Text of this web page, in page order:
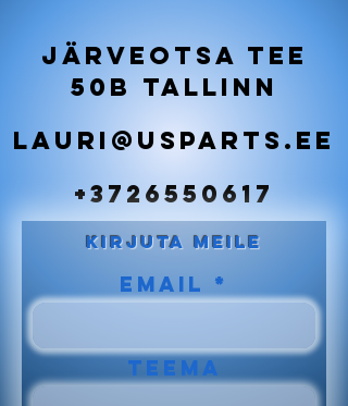
Järveotsa tee
50B Tallinn
lauri@usparts.ee
+3726550617
KIRJUTA MEILE
Email
TEEMA